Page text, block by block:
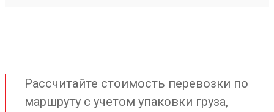
Рассчитайте стоимость перевозки по
маршруту с учетом упаковки груза,